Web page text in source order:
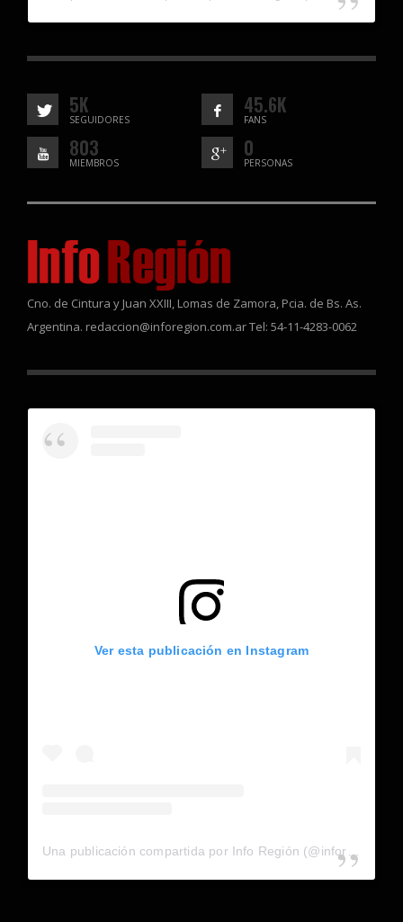
5K
SEGUIDORES
45.6K
FANS
803
MIEMBROS
0
PERSONAS
Cno. de Cintura y Juan XXIII, Lomas de Zamora, Pcia. de Bs. As.
Argentina. redaccion@inforegion.com.ar Tel: 54-11-4283-0062
Ver esta publicación en Instagram
Una publicación compartida por Info Región (@inforegion_redes)